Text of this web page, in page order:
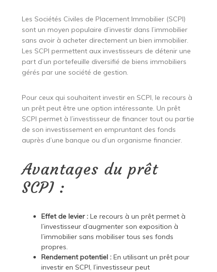
Les Sociétés Civiles de Placement Immobilier (SCPI)
sont un moyen populaire d’investir dans l’immobilier
sans avoir à acheter directement un bien immobilier.
Les SCPI permettent aux investisseurs de détenir une
part d’un portefeuille diversifié de biens immobiliers
gérés par une société de gestion.
Pour ceux qui souhaitent investir en SCPI, le recours à
un prêt peut être une option intéressante. Un prêt
SCPI permet à l’investisseur de financer tout ou partie
de son investissement en empruntant des fonds
auprès d’une banque ou d’un organisme financier.
Avantages du prêt
SCPI :
Effet de levier :Le recours à un prêt permet à
l’investisseur d’augmenter son exposition à
l’immobilier sans mobiliser tous ses fonds
propres.
Rendement potentiel :En utilisant un prêt pour
investir en SCPI, l’investisseur peut